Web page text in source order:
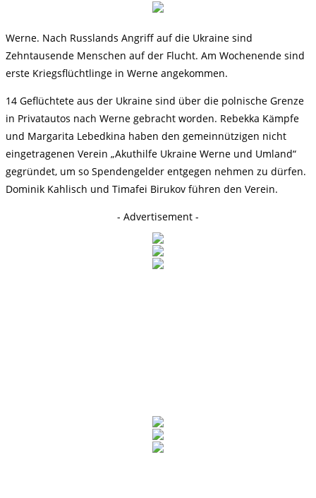
Werne. Nach Russlands Angriff auf die Ukraine sind
Zehntausende Menschen auf der Flucht. Am Wochenende sind
erste Kriegsflüchtlinge in Werne angekommen.
14 Geflüchtete aus der Ukraine sind über die polnische Grenze
in Privatautos nach Werne gebracht worden. Rebekka Kämpfe
und Margarita Lebedkina haben den gemeinnützigen nicht
eingetragenen Verein „Akuthilfe Ukraine Werne und Umland“
gegründet, um so Spendengelder entgegen nehmen zu dürfen.
Dominik Kahlisch und Timafei Birukov führen den Verein.
- Advertisement -